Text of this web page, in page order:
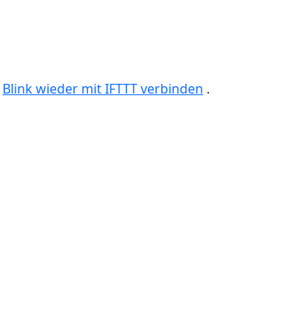
Blink wieder mit IFTTT verbinden .